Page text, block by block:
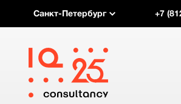
Санкт-Петербург +7